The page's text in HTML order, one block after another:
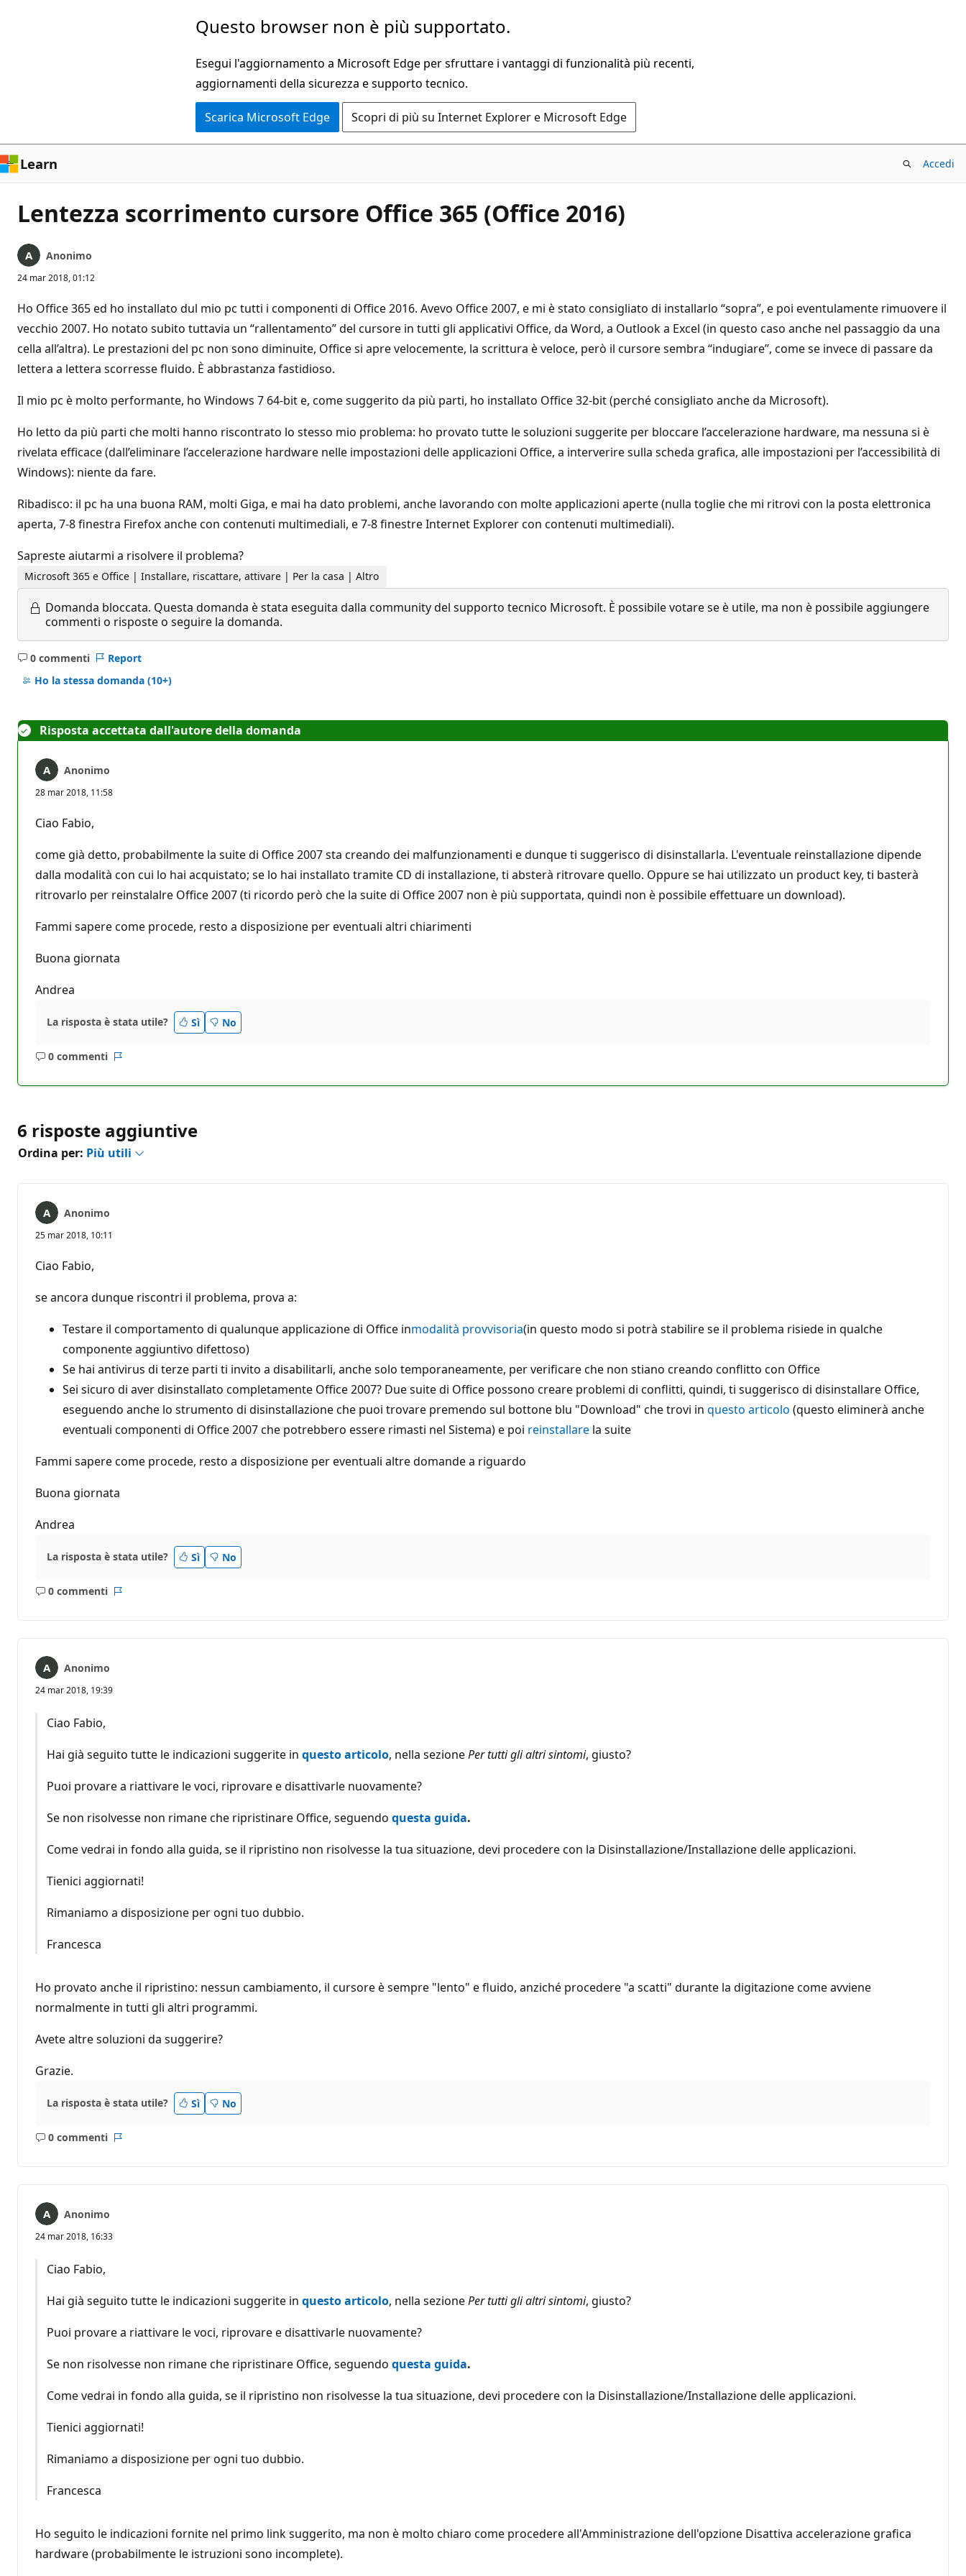
Questo browser non è più supportato.
Esegui l'aggiornamento a Microsoft Edge per sfruttare i vantaggi di funzionalità più recenti,
aggiornamenti della sicurezza e supporto tecnico.
Scarica Microsoft Edge Scopri di più su Internet Explorer e Microsoft Edge
Learn Accedi
Lentezza scorrimento cursore Office 365 (Office 2016)
Anonimo
24 mar 2018, 01:12
Ho Office 365 ed ho installato dul mio pc tutti i componenti di Office 2016. Avevo Office 2007, e mi è stato consigliato di installarlo “sopra”, e poi eventulamente rimuovere il
vecchio 2007. Ho notato subito tuttavia un “rallentamento” del cursore in tutti gli applicativi Office, da Word, a Outlook a Excel (in questo caso anche nel passaggio da una
cella all’altra). Le prestazioni del pc non sono diminuite, Office si apre velocemente, la scrittura è veloce, però il cursore sembra “indugiare”, come se invece di passare da
lettera a lettera scorresse fluido. È abbrastanza fastidioso.
Il mio pc è molto performante, ho Windows 7 64-bit e, come suggerito da più parti, ho installato Office 32-bit (perché consigliato anche da Microsoft).
Ho letto da più parti che molti hanno riscontrato lo stesso mio problema: ho provato tutte le soluzioni suggerite per bloccare l’accelerazione hardware, ma nessuna si è
rivelata efficace (dall’eliminare l’accelerazione hardware nelle impostazioni delle applicazioni Office, a interverire sulla scheda grafica, alle impostazioni per l’accessibilità di
Windows): niente da fare.
Ribadisco: il pc ha una buona RAM, molti Giga, e mai ha dato problemi, anche lavorando con molte applicazioni aperte (nulla toglie che mi ritrovi con la posta elettronica
aperta, 7-8 finestra Firefox anche con contenuti multimediali, e 7-8 finestre Internet Explorer con contenuti multimediali).
Sapreste aiutarmi a risolvere il problema?
Microsoft 365 e Office | Installare, riscattare, attivare | Per la casa | Altro
Domanda bloccata. Questa domanda è stata eseguita dalla community del supporto tecnico Microsoft. È possibile votare se è utile, ma non è possibile aggiungere
commenti o risposte o seguire la domanda.
0 commenti
Nessun
commento
Report
Ho la stessa domanda (10+)
Risposta accettata dall'autore della domanda
Anonimo
28 mar 2018, 11:58
Ciao Fabio,
come già detto, probabilmente la suite di Office 2007 sta creando dei malfunzionamenti e dunque ti suggerisco di disinstallarla. L'eventuale reinstallazione dipende
dalla modalità con cui lo hai acquistato; se lo hai installato tramite CD di installazione, ti absterà ritrovare quello. Oppure se hai utilizzato un product key, ti basterà
ritrovarlo per reinstalalre Office 2007 (ti ricordo però che la suite di Office 2007 non è più supportata, quindi non è possibile effettuare un download).
Fammi sapere come procede, resto a disposizione per eventuali altri chiarimenti
Buona giornata
Andrea
La risposta è stata utile? Sì No
0 commenti
Nessun
6 risposte aggiuntive
Ordina per: Più utili
Anonimo
25 mar 2018, 10:11
Ciao Fabio,
se ancora dunque riscontri il problema, prova a:
Testare il comportamento di qualunque applicazione di Office inmodalità provvisoria(in questo modo si potrà stabilire se il problema risiede in qualche
componente aggiuntivo difettoso)
Se hai antivirus di terze parti ti invito a disabilitarli, anche solo temporaneamente, per verificare che non stiano creando conflitto con Office
Sei sicuro di aver disinstallato completamente Office 2007? Due suite di Office possono creare problemi di conflitti, quindi, ti suggerisco di disinstallare Office,
eseguendo anche lo strumento di disinstallazione che puoi trovare premendo sul bottone blu "Download" che trovi in questo articolo (questo eliminerà anche
eventuali componenti di Office 2007 che potrebbero essere rimasti nel Sistema) e poi reinstallare la suite
Fammi sapere come procede, resto a disposizione per eventuali altre domande a riguardo
Buona giornata
Andrea
La risposta è stata utile? Sì No
0 commenti
Nessun
Anonimo
24 mar 2018, 19:39
Ciao Fabio,
Hai già seguito tutte le indicazioni suggerite in questo articolo, nella sezionePer tutti gli altri sintomi, giusto?
Puoi provare a riattivare le voci, riprovare e disattivarle nuovamente?
Se non risolvesse non rimane che ripristinare Office, seguendo questa guida.
Come vedrai in fondo alla guida, se il ripristino non risolvesse la tua situazione, devi procedere con la Disinstallazione/Installazione delle applicazioni.
Tienici aggiornati!
Rimaniamo a disposizione per ogni tuo dubbio.
Francesca
Ho provato anche il ripristino: nessun cambiamento, il cursore è sempre "lento" e fluido, anziché procedere "a scatti" durante la digitazione come avviene
normalmente in tutti gli altri programmi.
Avete altre soluzioni da suggerire?
Grazie.
La risposta è stata utile? Sì No
0 commenti
Nessun
Anonimo
24 mar 2018, 16:33
Ciao Fabio,
Hai già seguito tutte le indicazioni suggerite in questo articolo, nella sezionePer tutti gli altri sintomi, giusto?
Puoi provare a riattivare le voci, riprovare e disattivarle nuovamente?
Se non risolvesse non rimane che ripristinare Office, seguendo questa guida.
Come vedrai in fondo alla guida, se il ripristino non risolvesse la tua situazione, devi procedere con la Disinstallazione/Installazione delle applicazioni.
Tienici aggiornati!
Rimaniamo a disposizione per ogni tuo dubbio.
Francesca
Ho seguito le indicazioni fornite nel primo link suggerito, ma non è molto chiaro come procedere all'Amministrazione dell'opzione Disattiva accelerazione grafica
hardware (probabilmente le istruzioni sono incomplete).